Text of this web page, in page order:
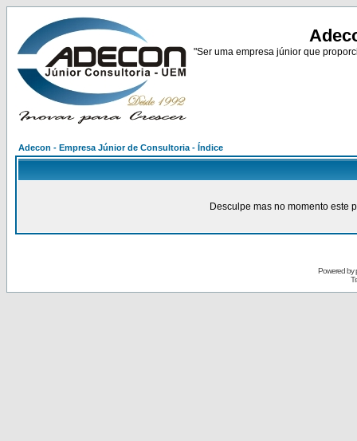
"Ser uma empresa júnior que
Adecon - Empresa Júnior de Consultoria - Índice
Desculpe mas no momento este
Powered by